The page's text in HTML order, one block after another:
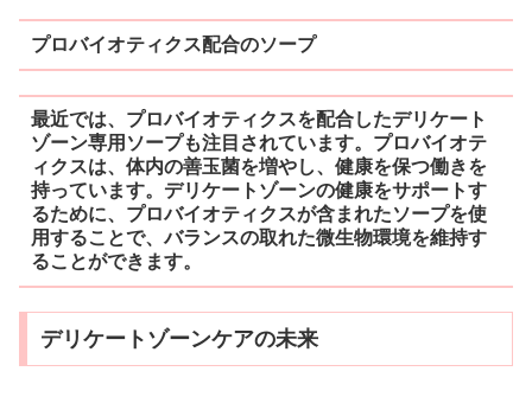
プロバイオティクス配合のソープ
最近では、プロバイオティクスを配合したデリケート
ゾーン専用ソープも注目されています。プロバイオテ
ィクスは、体内の善玉菌を増やし、健康を保つ働きを
持っています。デリケートゾーンの健康をサポートす
るために、プロバイオティクスが含まれたソープを使
用することで、バランスの取れた微生物環境を維持す
ることができます。
デリケートゾーンケアの未来